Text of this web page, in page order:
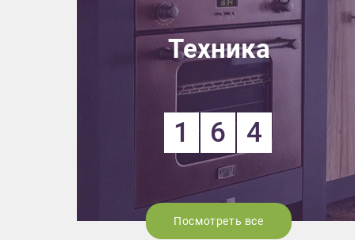
Техника
1 6 4
Посмотреть все